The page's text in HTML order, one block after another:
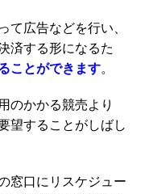
て広告などを行い、
済する形になるた
ことができます。
のかかる競売より
望することがしばし
窓口にリスケジュー